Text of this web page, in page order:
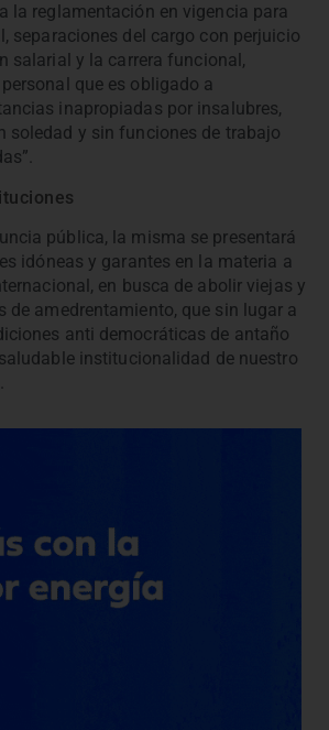
la reglamentación en vigencia para
separaciones del cargo con perjuicio
salarial y la carrera funcional,
que es obligado a
inapropiadas por insalubres,
soledad y sin funciones de trabajo
pública, la misma se presentará
idóneas y garantes en la materia a
en busca de abolir viejas y
de amedrentamiento, que sin lugar a
anti democráticas de antaño
institucionalidad de nuestro